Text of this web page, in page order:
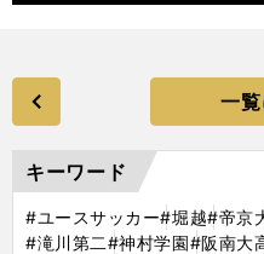
一
キーワード
#ユースサッカー#堀越#帝京
#滝川第二#神村学園#阪南大